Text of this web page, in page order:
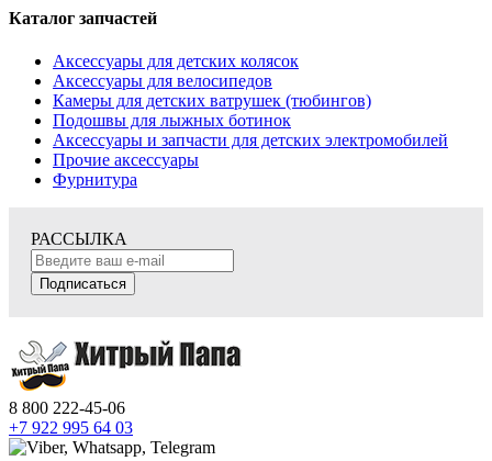
Каталог запчастей
Аксессуары для детских колясок
Аксессуары для велосипедов
Камеры для детских ватрушек (тюбингов)
Подошвы для лыжных ботинок
Аксессуары и запчасти для детских электромобилей
Прочие аксессуары
Фурнитура
РАССЫЛКА
Подписаться
8 800 222-45-06
+7 922 995 64 03